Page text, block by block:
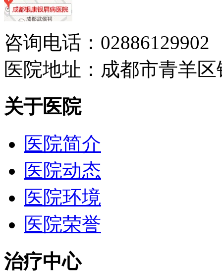
咨询电话：02886129902
医院地址：成都市青羊
关于医院
医院简介
医院动态
医院环境
医院荣誉
治疗中心